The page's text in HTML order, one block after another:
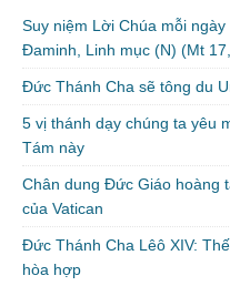
Suy niệm Lời Chúa mỗi
Đaminh, Linh mục (N) (Mt
Đức Thánh Cha sẽ tông du
5 vị thánh dạy chúng ta yêu
Tám này
Chân dung Đức Giáo hoàng
của Vatican
Đức Thánh Cha Lêô XIV:
hòa hợp